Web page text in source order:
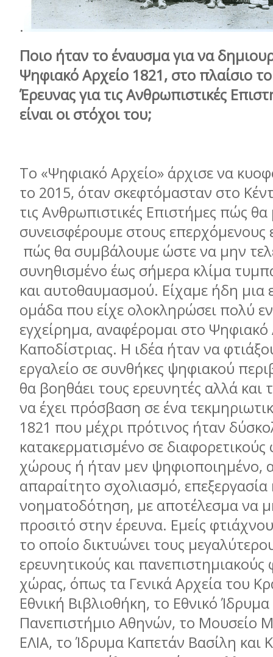
.
Ποιο ήταν το έναυσμα για να
Ψηφιακό Αρχείο 1821, στο πλαίσιο
Έρευνας για τις Ανθρωπιστικές
είναι οι στόχοι του;
Το «Ψηφιακό Αρχείο» άρχισε να
το 2015, όταν σκεφτόμασταν στο
τις Ανθρωπιστικές Επιστήμες πώς
συνεισφέρουμε στους επερχόμενους
πώς θα συμβάλουμε ώστε να μην
συνηθισμένο έως σήμερα κλίμα
και αυτοθαυμασμού. Είχαμε ήδη μια
ομάδα που είχε ολοκληρώσει πολύ
εγχείρημα, αναφέρομαι στο Ψηφιακό
Καποδίστριας. Η ιδέα ήταν να
εργαλείο σε συνθήκες ψηφιακού
θα βοηθάει τους ερευνητές αλλά και
να έχει πρόσβαση σε ένα
1821 που μέχρι πρότινος ήταν
κατακερματισμένο σε διαφορετικούς
χώρους ή ήταν μεν ψηφιοποιημένο,
απαραίτητο σχολιασμό, επεξεργασία
νοηματοδότηση, με αποτέλεσμα να
προσιτό στην έρευνα. Εμείς
το οποίο δικτυώνει τους
ερευνητικούς και πανεπιστημιακούς
χώρας, όπως τα Γενικά Αρχεία του
Εθνική Βιβλιοθήκη, το Εθνικό
Πανεπιστήμιο Αθηνών, το Μουσείο
ΕΛΙΑ, το Ίδρυμα Καπετάν Βασίλη και